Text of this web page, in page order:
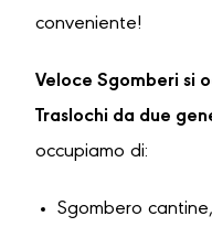
conveniente!
Veloce Sgomberi si
Traslochi da due
occupiamo di:
Sgombero